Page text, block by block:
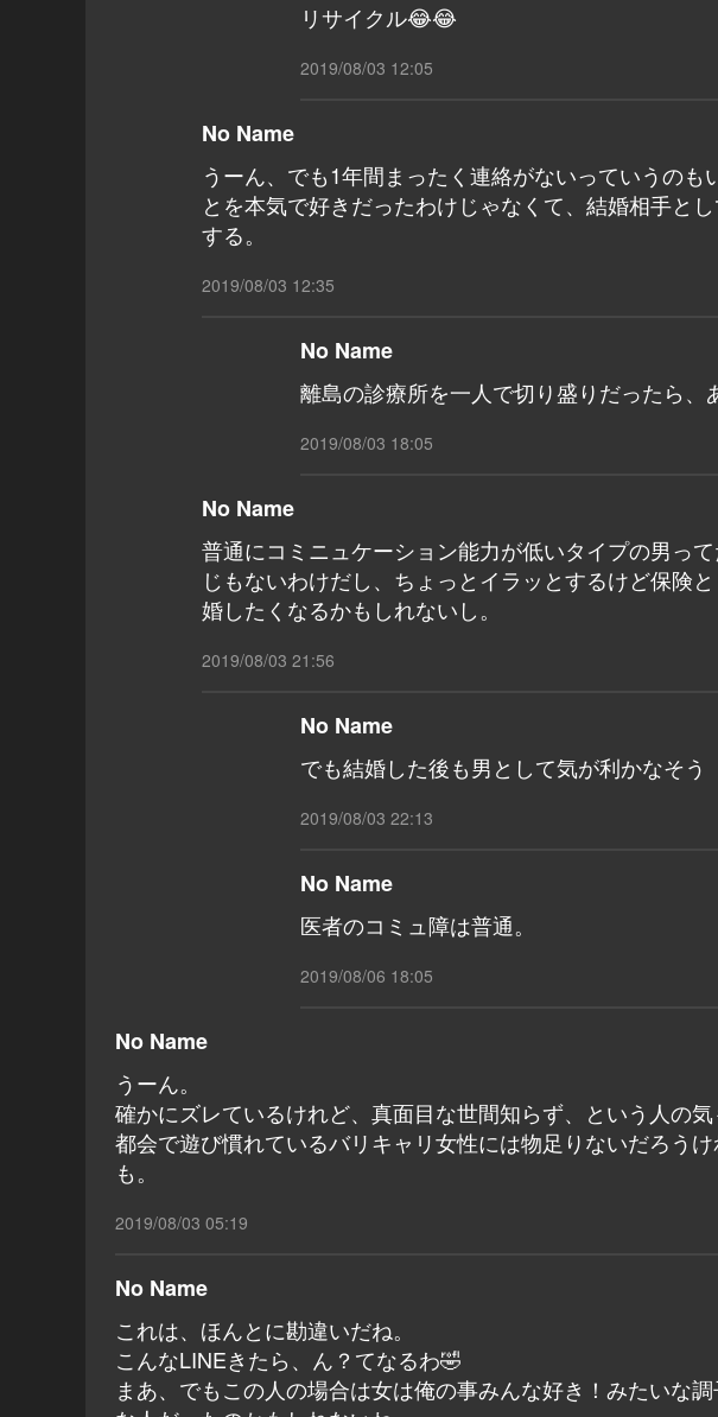
リサイクル😂😂
2019/08/03 12:05
No Name
うーん、でも1年間まったく連絡がないっていうのも
とを本気で好きだったわけじゃなくて、結婚相手と
する。
2019/08/03 12:35
No Name
離島の診療所を一人で切り盛りだったら、
2019/08/03 18:05
No Name
普通にコミニュケーション能力が低いタイプの男っ
じもないわけだし、ちょっとイラッとするけど保険
婚したくなるかもしれないし。
2019/08/03 21:56
No Name
でも結婚した後も男として気が利かなそう
2019/08/03 22:13
No Name
医者のコミュ障は普通。
2019/08/06 18:05
No Name
うーん。
確かにズレているけれど、真面目な世間知らず、という人の気
都会で遊び慣れているバリキャリ女性には物足りないだろう
も。
2019/08/03 05:19
No Name
これは、ほんとに勘違いだね。
こんなLINEきたら、ん？てなるわ🤣
まあ、でもこの人の場合は女は俺の事みんな好き！みたいな